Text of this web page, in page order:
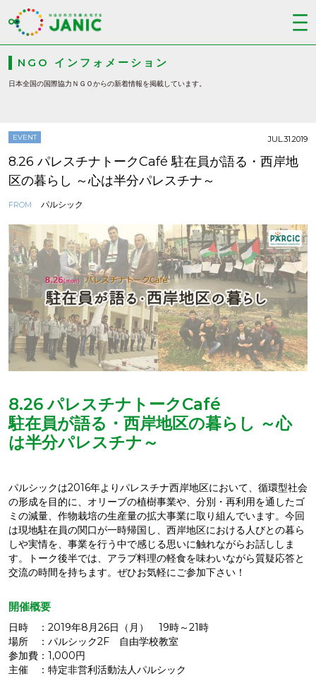
NGO インフォメーション
日本全国の国際協力ＮＧＯからの新着情報を掲載しています。
EVENT
8.26 パレスチナトークCafé 駐在員が語る・西岸地
区の暮らし ～心は半分パレスチナ～
FROM パルシック
JUL.31.2019
8.26 パレスチナトークCafé
駐在員が語る・西岸地区の暮らし ～心
は半分パレスチナ～
パルシックは2016年よりパレスチナ西岸地区において、循環型社会
の形成を目的に、オリーブの植樹事業や、分別・再利用を通したゴ
ミの減量、作物栽培の生産量の拡大事業に取り組んでいます。今回
は現地駐在員の関口が一時帰国し、西岸地区における人びとの暮ら
しや実情を、事業を行う中で感じる思いに触れながらお話ししま
す。トーク後半では、アラブ料理の軽食を味わいながら質疑応答と
交流の時間を持ちます。ぜひお気軽にご参加下さい！
開催概要
日時 ：2019年8月26日（月） 19時～21時
場所 ：パルシック2F 自由学校教室
参加費：1,000円
主催 ：特定非営利活動法人パルシック